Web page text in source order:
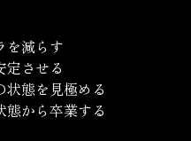
を減らす
定させる
態を見極める
態から卒業する